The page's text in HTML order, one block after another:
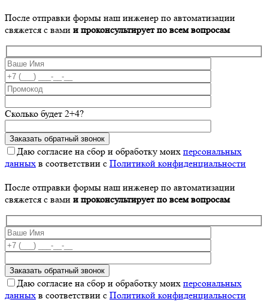
После отправки формы наш инженер по автоматизации
свяжется с вами и проконсультирует по всем вопросам
Сколько будет 2+4?
Даю согласие на сбор и обработку моих персональных
данных в соответствии с Политикой конфиденциальности
После отправки формы наш инженер по автоматизации
свяжется с вами и проконсультирует по всем вопросам
Даю согласие на сбор и обработку моих персональных
данных в соответствии с Политикой конфиденциальности